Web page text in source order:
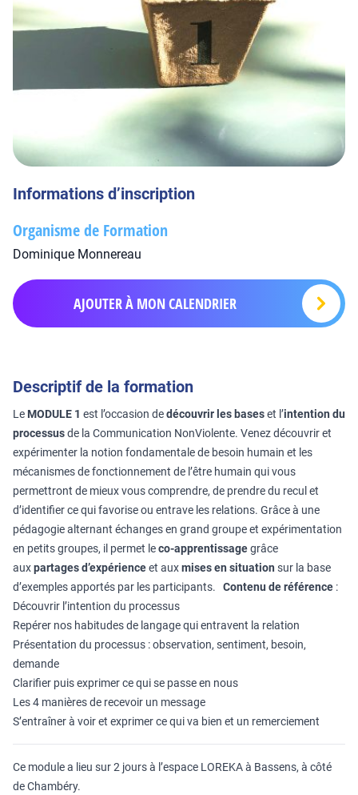
Informations d’inscription
Organisme de Formation
Dominique Monnereau
AJOUTER À MON CALENDRIER
Descriptif de la formation
Le MODULE 1 est l’occasion dedécouvrir les baseset l’intention du
processusde la Communication NonViolente. Venez découvrir et
expérimenter la notion fondamentale de besoin humain et les
mécanismes de fonctionnement de l’être humain qui vous
permettront de mieux vous comprendre, de prendre du recul et
d’identifier ce qui favorise ou entrave les relations. Grâce à une
pédagogie alternant échanges en grand groupe et expérimentation
en petits groupes, il permet leco-apprentissagegrâce
auxpartages d’expérienceet auxmises en situation sur la base
d’exemples apportés par les participants. Contenu de référence :
Découvrir l’intention du processus
Repérer nos habitudes de langage qui entravent la relation
Présentation du processus : observation, sentiment, besoin,
demande
Clarifier puis exprimer ce qui se passe en nous
Les 4 manières de recevoir un message
S’entraîner à voir et exprimer ce qui va bien et un remerciement
Ce module a lieu sur 2 jours à l’espace LOREKA à Bassens, à côté
de Chambéry.